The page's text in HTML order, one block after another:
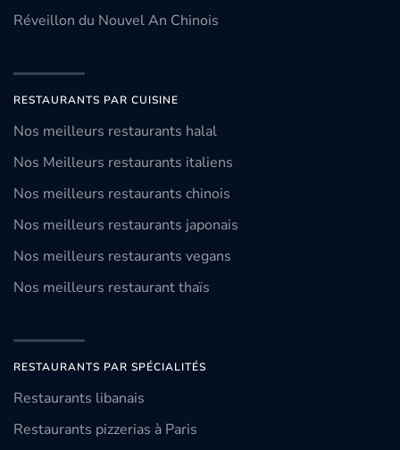
Réveillon du Nouvel An Chinois
RESTAURANTS PAR CUISINE
Nos meilleurs restaurants halal
Nos Meilleurs restaurants italiens
Nos meilleurs restaurants chinois
Nos meilleurs restaurants japonais
Nos meilleurs restaurants vegans
Nos meilleurs restaurant thaïs
RESTAURANTS PAR SPÉCIALITÉS
Restaurants libanais
Restaurants pizzerias à Paris